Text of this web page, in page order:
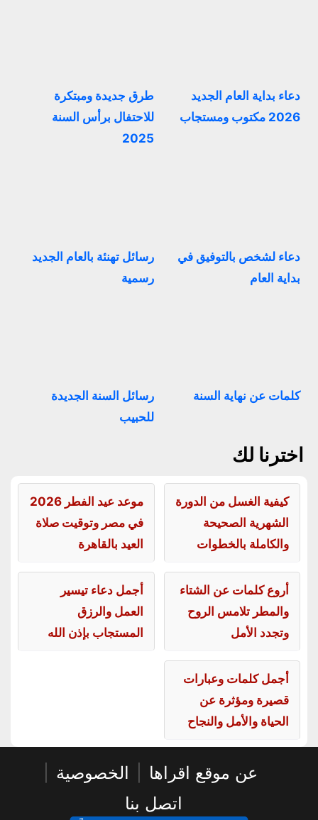
دعاء بداية العام الجديد
2026 مكتوب ومستجاب
طرق جديدة ومبتكرة
للاحتفال برأس السنة
2025
دعاء لشخص بالتوفيق في
بداية العام
رسائل تهنئة بالعام الجديد
رسمية
كلمات عن نهاية السنة
رسائل السنة الجديدة
للحبيب
اخترنا لك
كيفية الغسل من الدورة
الشهرية الصحيحة
والكاملة بالخطوات
موعد عيد الفطر 2026
في مصر وتوقيت صلاة
العيد بالقاهرة
أروع كلمات عن الشتاء
والمطر تلامس الروح
وتجدد الأمل
أجمل دعاء تيسير
العمل والرزق
المستجاب بإذن الله
أجمل كلمات وعبارات
قصيرة ومؤثرة عن
الحياة والأمل والنجاح
عن موقع اقراها الخصوصية
اتصل بنا